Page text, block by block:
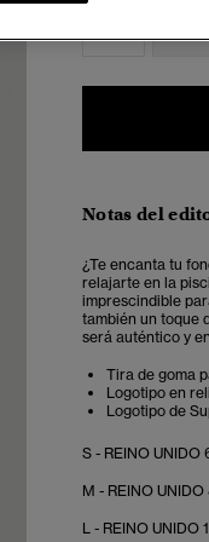
Notas del
¿Te encanta tu
relajarte en la
imprescindible
también un toque
será auténtico y
Tira de goma
Logotipo en
Logotipo de
S - REINO UNIDO
M - REINO
L - REINO UNIDO